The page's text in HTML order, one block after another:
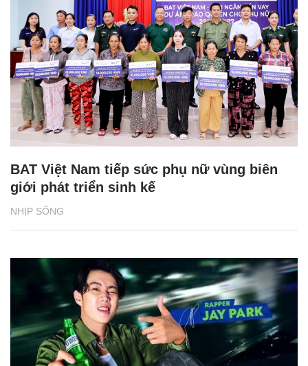
NHỊP SỐNG
BAT Việt Nam tiếp sức phụ nữ vùng biên
giới phát triển sinh kế